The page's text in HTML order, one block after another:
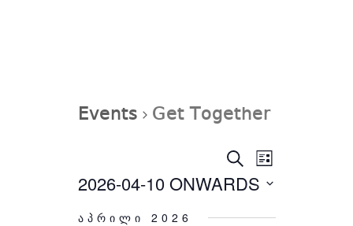
Events Get Together
Events
Search
and
Views
Navigation
SEARCHEvent
Views
Navigation
LIST
2026-04-10 ONWARDS
Select
აპრილი 2026